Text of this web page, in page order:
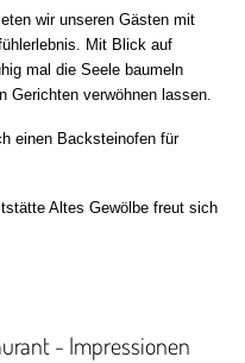
wir unseren Gästen mit
Mit Blick auf
mal die Seele baumeln
Gerichten verwöhnen lassen.
einen Backsteinofen für
Altes Gewölbe freut sich
- Impressionen